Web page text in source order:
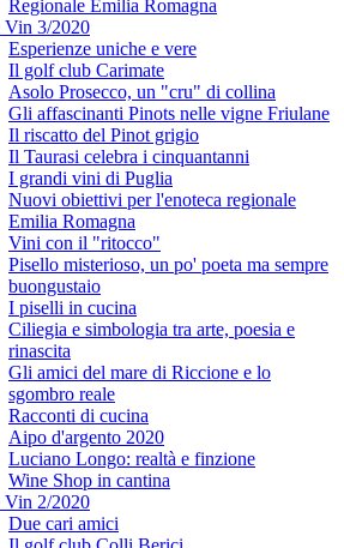
Regionale Emilia Romagna
Vin 3/2020
Esperienze uniche e vere
Il golf club Carimate
Asolo Prosecco, un "cru" di collina
Gli affascinanti Pinots nelle vigne Friulane
Il riscatto del Pinot grigio
Il Taurasi celebra i cinquantanni
I grandi vini di Puglia
Nuovi obiettivi per l'enoteca regionale
Emilia Romagna
Vini con il "ritocco"
Pisello misterioso, un po' poeta ma sempre
buongustaio
I piselli in cucina
Ciliegia e simbologia tra arte, poesia e
rinascita
Gli amici del mare di Riccione e lo
sgombro reale
Racconti di cucina
Aipo d'argento 2020
Luciano Longo: realtà e finzione
Wine Shop in cantina
Vin 2/2020
Due cari amici